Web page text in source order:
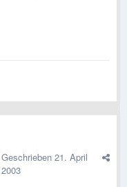
Geschrieben 21. April
2003